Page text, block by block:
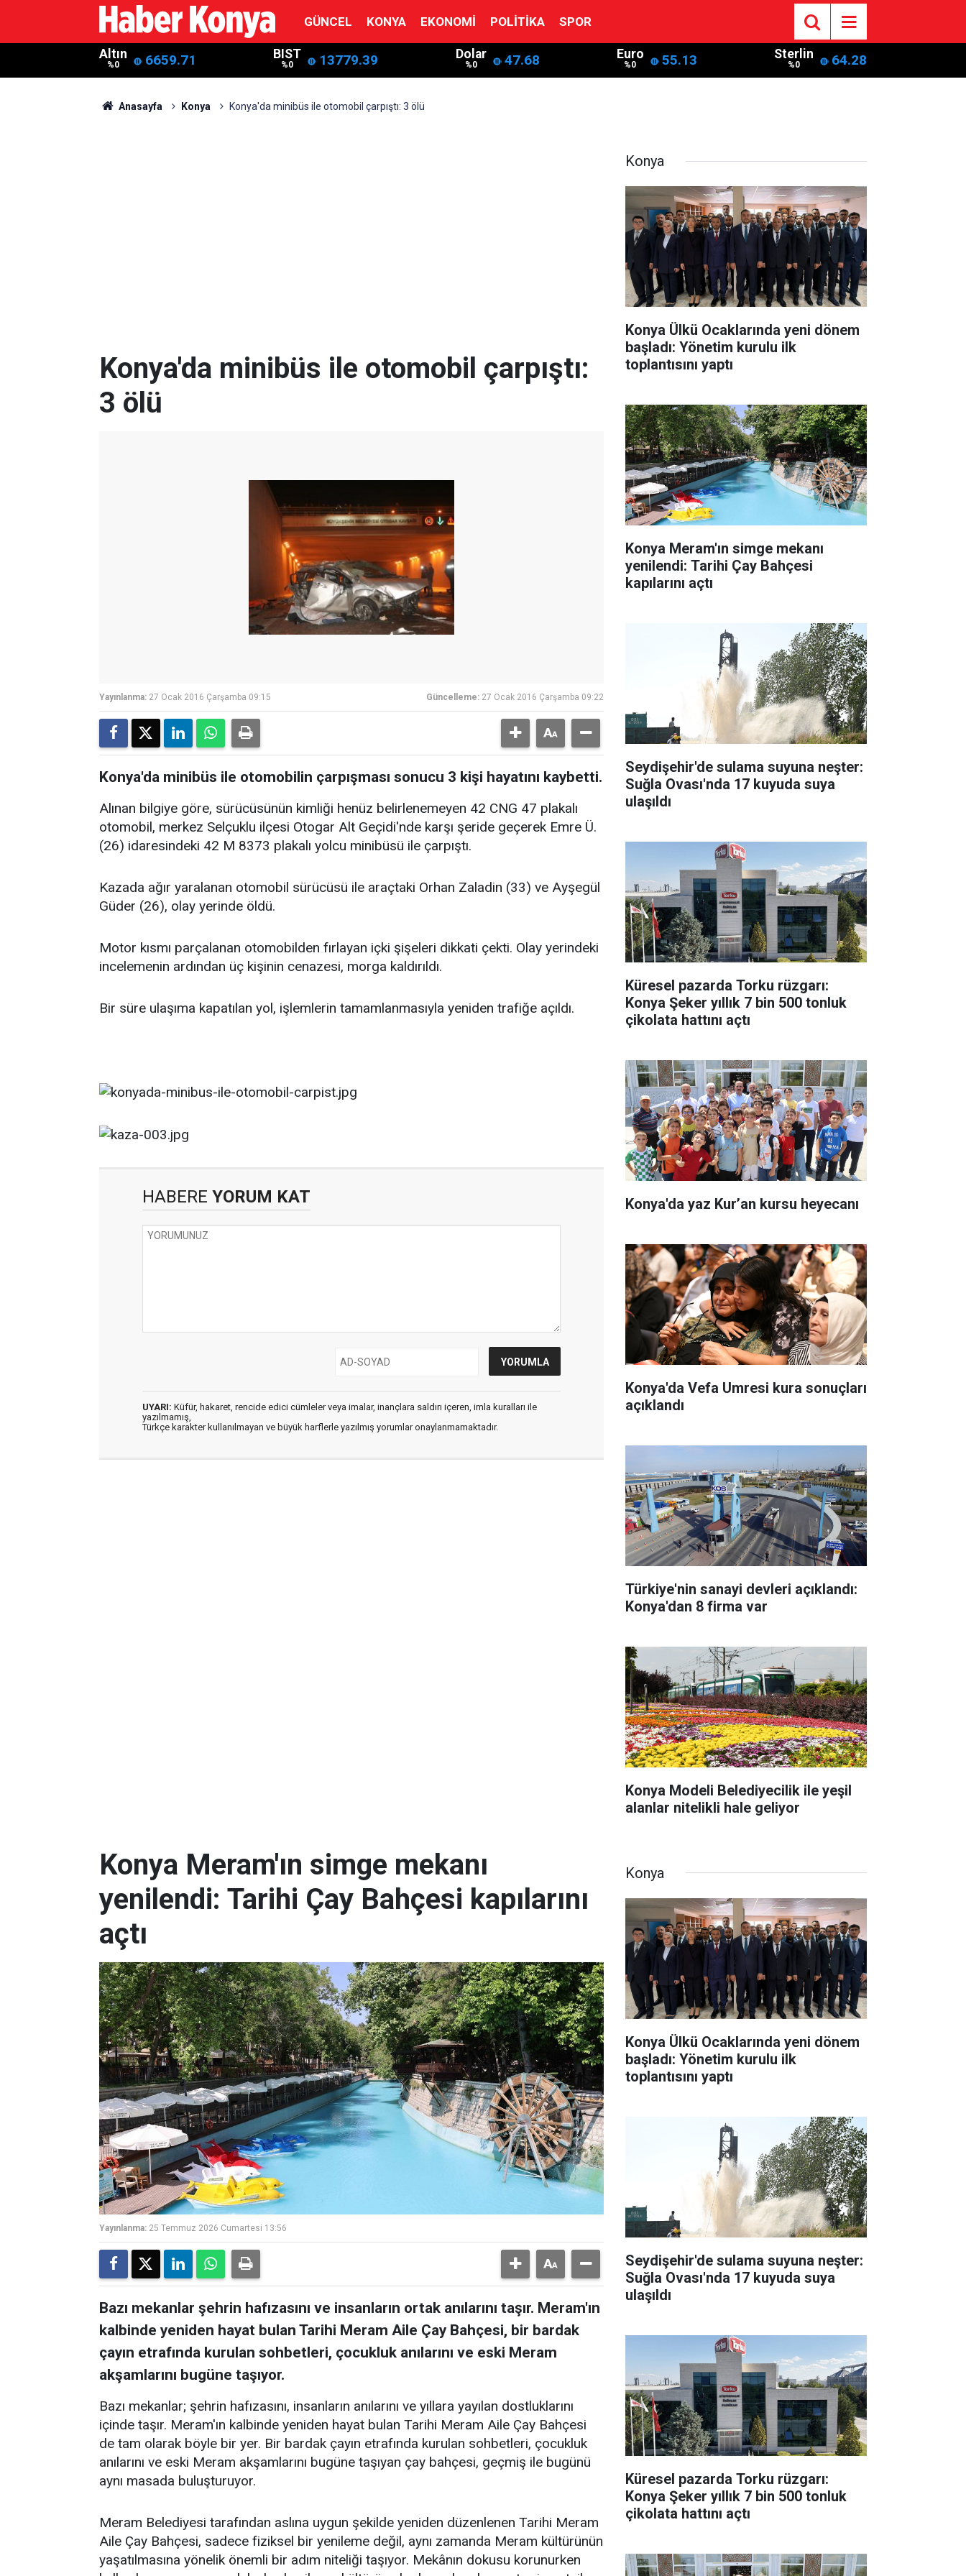
GÜNCEL KONYA EKONOMI POLITIKA SPOR
Altın
%0 6659.71 BIST
%0 13779.39 Dolar
%0 47.68 Euro
%0 55.13 Sterlin
%0 64.28
Anasayfa Konya Konya'da minibüs ile otomobil çarpıştı: 3 ölü
Konya'da minibüs ile otomobil çarpıştı:
3 ölü
Yayınlanma: 27 Ocak 2016 Çarşamba 09:15 Güncelleme: 27 Ocak 2016 Çarşamba 09:22
Konya'da minibüs ile otomobilin çarpışması sonucu 3 kişi hayatını kaybetti.
Alınan bilgiye göre, sürücüsünün kimliği henüz belirlenemeyen 42 CNG 47 plakalı
otomobil, merkez Selçuklu ilçesi Otogar Alt Geçidi'nde karşı şeride geçerek Emre Ü.
(26) idaresindeki 42 M 8373 plakalı yolcu minibüsü ile çarpıştı.
Kazada ağır yaralanan otomobil sürücüsü ile araçtaki Orhan Zaladin (33) ve Ayşegül
Güder (26), olay yerinde öldü.
Motor kısmı parçalanan otomobilden fırlayan içki şişeleri dikkati çekti. Olay yerindeki
incelemenin ardından üç kişinin cenazesi, morga kaldırıldı.
Bir süre ulaşıma kapatılan yol, işlemlerin tamamlanmasıyla yeniden trafiğe açıldı.
HABERE YORUM KAT
UYARI: Küfür, hakaret, rencide edici cümleler veya imalar, inançlara saldırı içeren, imla kuralları ile
yazılmamış,
Türkçe karakter kullanılmayan ve büyük harflerle yazılmış yorumlar onaylanmamaktadır.
Konya
Konya Ülkü Ocaklarında yeni dönem
başladı: Yönetim kurulu ilk
toplantısını yaptı
Konya Meram'ın simge mekanı
yenilendi: Tarihi Çay Bahçesi
kapılarını açtı
Seydişehir'de sulama suyuna neşter:
Suğla Ovası'nda 17 kuyuda suya
ulaşıldı
Küresel pazarda Torku rüzgarı:
Konya Şeker yıllık 7 bin 500 tonluk
çikolata hattını açtı
Konya'da yaz Kur’an kursu heyecanı
Konya'da Vefa Umresi kura sonuçları
açıklandı
Türkiye'nin sanayi devleri açıklandı:
Konya'dan 8 firma var
Konya Modeli Belediyecilik ile yeşil
alanlar nitelikli hale geliyor
Konya Meram'ın simge mekanı
yenilendi: Tarihi Çay Bahçesi kapılarını
açtı
Yayınlanma: 25 Temmuz 2026 Cumartesi 13:56
Bazı mekanlar şehrin hafızasını ve insanların ortak anılarını taşır. Meram'ın
kalbinde yeniden hayat bulan Tarihi Meram Aile Çay Bahçesi, bir bardak
çayın etrafında kurulan sohbetleri, çocukluk anılarını ve eski Meram
akşamlarını bugüne taşıyor.
Bazı mekanlar; şehrin hafızasını, insanların anılarını ve yıllara yayılan dostluklarını
içinde taşır. Meram'ın kalbinde yeniden hayat bulan Tarihi Meram Aile Çay Bahçesi
de tam olarak böyle bir yer. Bir bardak çayın etrafında kurulan sohbetleri, çocukluk
anılarını ve eski Meram akşamlarını bugüne taşıyan çay bahçesi, geçmiş ile bugünü
aynı masada buluşturuyor.
Meram Belediyesi tarafından aslına uygun şekilde yeniden düzenlenen Tarihi Meram
Aile Çay Bahçesi, sadece fiziksel bir yenileme değil, aynı zamanda Meram kültürünün
yaşatılmasına yönelik önemli bir adım niteliği taşıyor. Mekânın dokusu korunurken
Konya
Konya Ülkü Ocaklarında yeni dönem
başladı: Yönetim kurulu ilk
toplantısını yaptı
Seydişehir'de sulama suyuna neşter:
Suğla Ovası'nda 17 kuyuda suya
ulaşıldı
Küresel pazarda Torku rüzgarı:
Konya Şeker yıllık 7 bin 500 tonluk
çikolata hattını açtı